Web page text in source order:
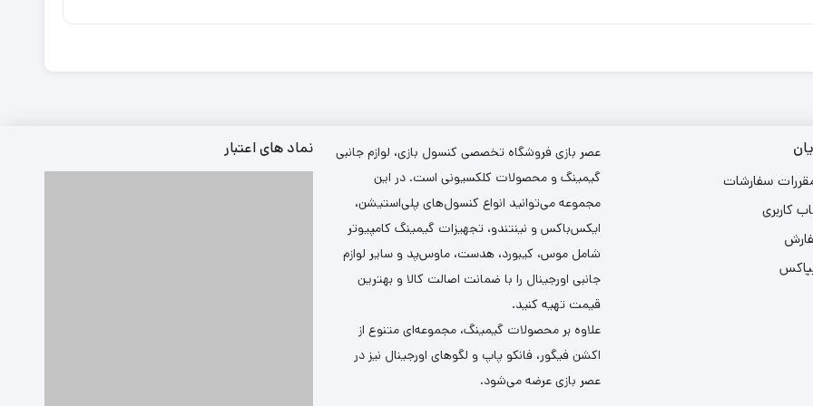
سفارشات
کاربری
عصر بازی فروشگاه تخصصی کنسول بازی، لوازم جانبی
گیمینگ و محصولات کلکسیونی است. در این
مجموعه می‌توانید انواع کنسول‌های پلی‌استیشن،
ایکس‌باکس و نینتندو، تجهیزات گیمینگ کامپیوتر
شامل موس، کیبورد، هدست، ماوس‌پد و سایر لوازم
جانبی اورجینال را با ضمانت اصالت کالا و بهترین
قیمت تهیه کنید.
علاوه بر محصولات گیمینگ، مجموعه‌ای متنوع از
اکشن فیگور، فانکو پاپ و لگوهای اورجینال نیز در
عصر بازی عرضه می‌شود.
نماد های اعتبار